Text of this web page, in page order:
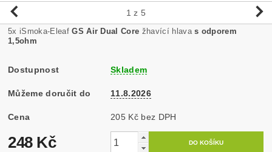
1 z 5
5x iSmoka-EleafGS Air Dual Core žhavící hlavas odporem
1,5ohm
Dostupnost Skladem
Můžeme doručit do 11.8.2026
Cena 205 Kč bez DPH
248 Kč